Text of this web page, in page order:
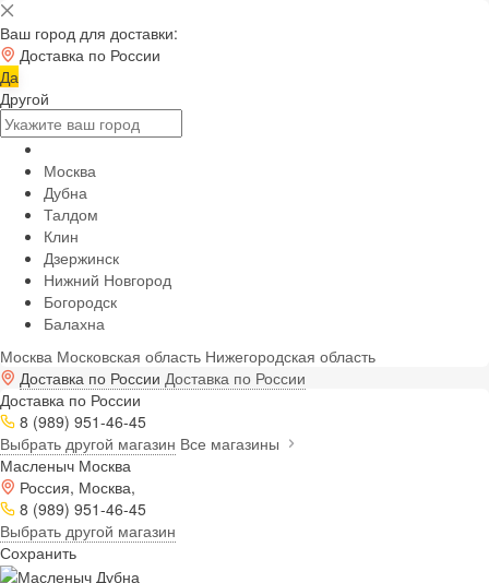
Ваш город для доставки:
Доставка по России
Да
Другой
Москва
Дубна
Талдом
Клин
Дзержинск
Нижний Новгород
Богородск
Балахна
Москва Московская область Нижегородская область
Доставка по России Доставка по России
Доставка по России
8 (989) 951-46-45
Выбрать другой магазин Все магазины
Масленыч Москва
Россия, Москва,
8 (989) 951-46-45
Выбрать другой магазин
Сохранить